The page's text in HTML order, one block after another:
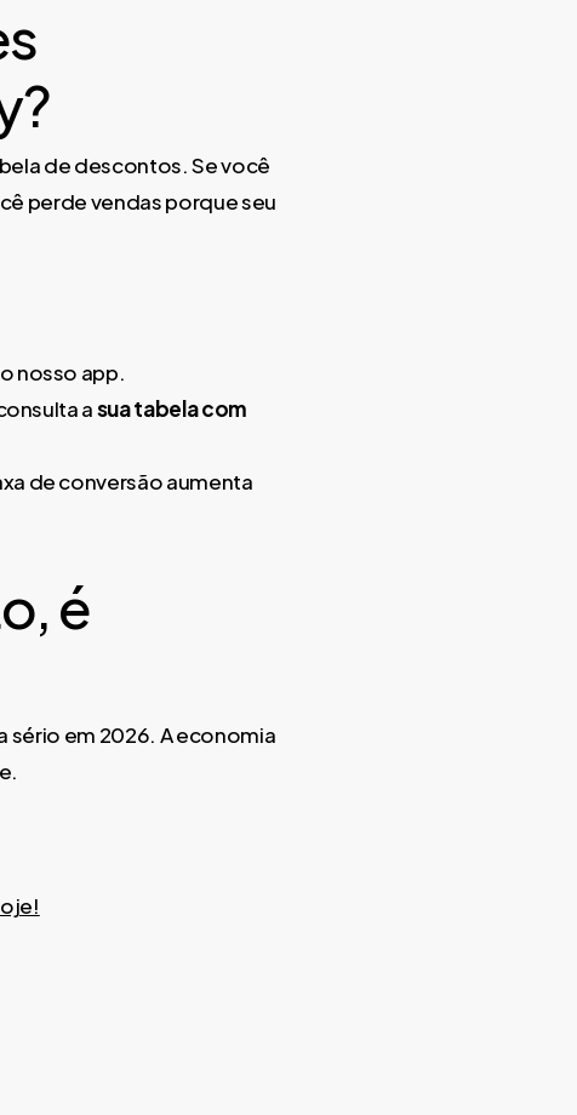
de descontos. Se você
perde vendas porque seu
nosso app.
asua tabela com
de conversão aumenta
é
sério em 2026. A economia